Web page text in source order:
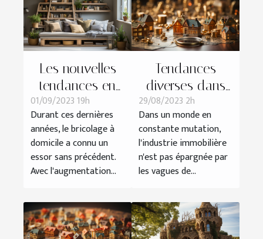
Les nouvelles
tendances en
bricolage à
domicile
01/09/2023 19h
Durant ces dernières
années, le bricolage à
domicile a connu un
essor sans précédent.
Avec l'augmentation...
Tendances
diverses dans
l'industrie
immobilière
29/08/2023 2h
Dans un monde en
constante mutation,
l'industrie immobilière
n'est pas épargnée par
les vagues de...